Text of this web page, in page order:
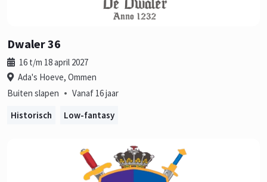
Dwaler 36
16 t/m 18 april 2027
Ada's Hoeve, Ommen
Buiten slapen • Vanaf 16 jaar
Historisch
Low-fantasy